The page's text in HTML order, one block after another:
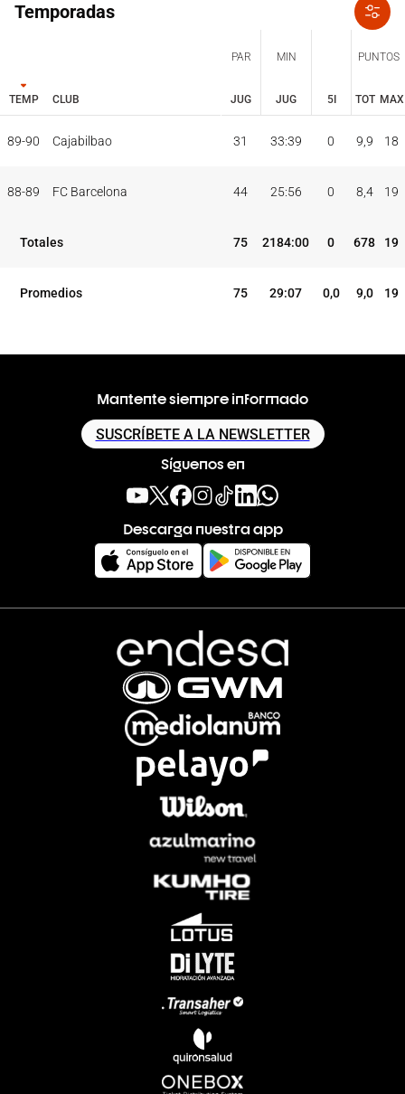
Temporadas
TEMP CLUB
PAR MIN
5I
PUNTOS
JUG JUG TOT MAX
TEMP CLUB
PAR MIN
5I
PUNTOS
89-90 Cajabilbao 31 33:39 0 9,9 18
88-89 FC Barcelona 44 25:56 0 8,4 19
Totales 75 2184:00 0 678 19
Promedios 75 29:07 0,0 9,0 19
Mantente siempre informado
SUSCRÍBETE A LA NEWSLETTER
Síguenos en
Descarga nuestra app